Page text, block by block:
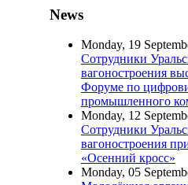
News
Monday, 19
Сотрудники
вагоностроения
Форуме по
промышленного
Monday, 12
Сотрудники
вагоностроения
«Осенний кросс»
Monday, 05